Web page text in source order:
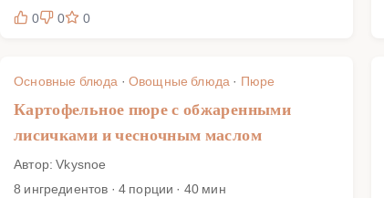
0
0 0
Основные блюда · Овощные блюда · Пюре
Картофельное пюре с обжаренными
лисичками и чесночным маслом
Автор: Vkysnoe
8 ингредиентов · 4 порции · 40 мин